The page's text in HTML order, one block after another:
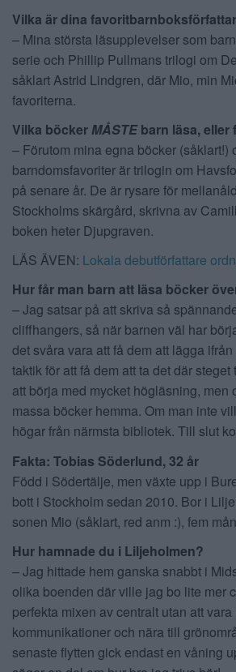
Vilka är dina
– Mina största läsupplevelser som
serie och Phillip Pullmans trilogi om
såklart Astrid Lindgren, där Mio, min
favoriterna.
Vilka böckerMÅSTEbarn läsa, eller
– Förutom mina egna böcker (såklart!)
barndomsfavoriter är trilogin om
på senare år. De är rysare för
Stockholms skärgård, skrivna av
boken heter Djupgraven.
LÄS ÄVEN: Lokala debutförfattare
Hur får man barn att läsa böcker
– Jag satsar på att skriva så
cliffhangers, så när barnen väl har
det svåra vara att få dem att lägga
taktik för att få dem att ta det där
att börja med mycket högläsning, men
massa böcker hemma. Om man inte
högar från närmsta bibliotek. Till slut
Fakta: Tobias Söderlund, 32 år
Född i Södertälje, men växte upp i
bott i Stockholm sedan 2010. Bor i
sonen Mio (såklart, red anm :), fem
Hur hamnade du i Liljeholmen?
– Jag hittade hem ganska snabbt i
olika boenden där ville jag bo lite mer
perfekta mixen av centralt utan att
kommunikationer och nära till
senaste flytten gick endast en våning